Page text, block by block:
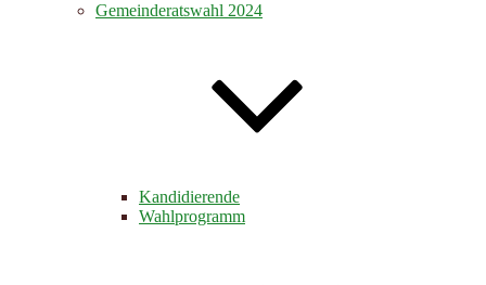
Gemeinderatswahl 2024
Kandidierende
Wahlprogramm